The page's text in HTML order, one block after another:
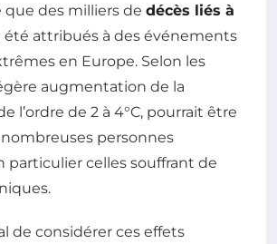
que des milliers de décès liés à
été attribués à des événements
en Europe. Selon les
augmentation de la
l’ordre de 2 à 4°C, pourrait être
personnes
particulier celles souffrant de
de considérer ces effets